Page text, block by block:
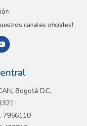
canales oficiales!
Bogotá D.C.